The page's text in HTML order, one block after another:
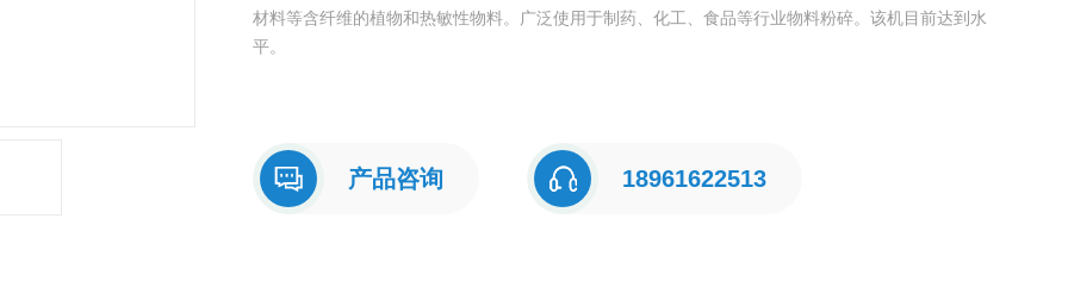
材料等含纤维的植物和热敏性物料。广泛使用于制药、化工、食品等行业物料粉碎。该机目前达到水
平。
产品咨询 18961622513